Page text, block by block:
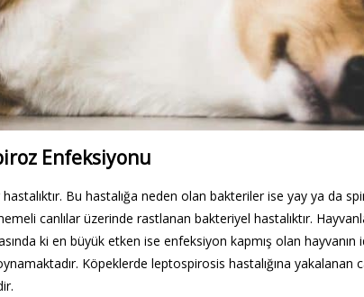
Enfeksiyonu
Bu hastalığa neden olan bakteriler ise yay ya da
canlılar üzerinde rastlanan bakteriyel hastalıktır.
ki en büyük etken ise enfeksiyon kapmış olan
Köpeklerde leptospirosis hastalığına yakalanan